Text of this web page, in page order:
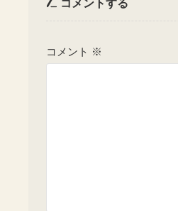
コメントする
コメント ※